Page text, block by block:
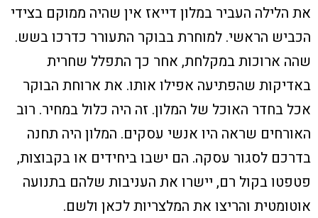
את הלילה העביר במלון דייאז אין שהיה ממוקם בצידי
הכביש הראשי. למוחרת בבוקר התעורר כדרכו בשש.
שהה ארוכות במקלחת, אחר כך התפלל שחרית
באדיקות שהפתיעה אפילו אותו. את ארוחת הבוקר
אכל בחדר האוכל של המלון. זה היה כלול במחיר. רוב
האורחים שראה היו אנשי עסקים. המלון היה תחנה
בדרכם לסגור עסקה. הם ישבו ביחידים או בקבוצות,
פטפטו בקול רם, יישרו את העניבות שלהם בתנועה
אוטומטית והריצו את המלצריות לכאן ולשם.